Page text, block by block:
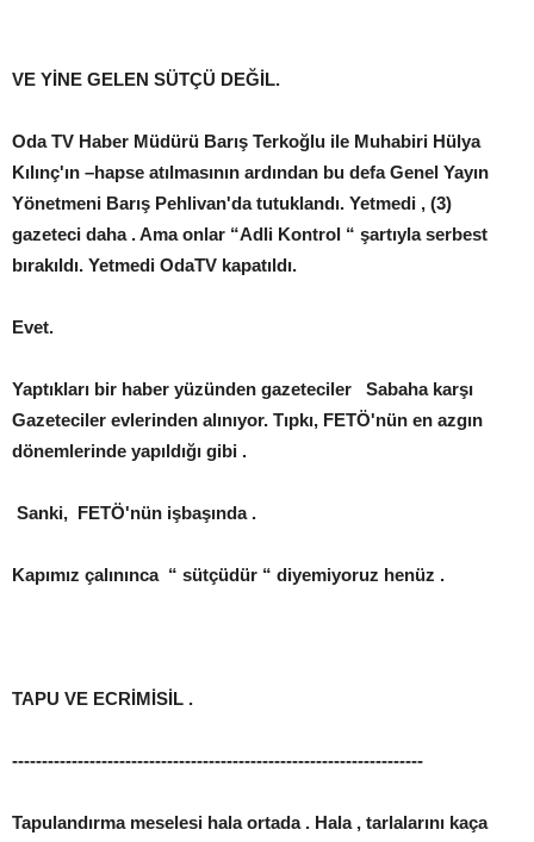
VE YİNE GELEN SÜTÇÜ DEĞİL.
Oda TV Haber Müdürü Barış Terkoğlu ile Muhabiri Hülya
Kılınç'ın –hapse atılmasının ardından bu defa Genel Yayın
Yönetmeni Barış Pehlivan'da tutuklandı. Yetmedi , (3)
gazeteci daha . Ama onlar “Adli Kontrol “ şartıyla serbest
bırakıldı. Yetmedi OdaTV kapatıldı.
Evet.
Yaptıkları bir haber yüzünden gazeteciler Sabaha karşı
Gazeteciler evlerinden alınıyor. Tıpkı, FETÖ'nün en azgın
dönemlerinde yapıldığı gibi .
Sanki, FETÖ'nün işbaşında .
Kapımız çalınınca “ sütçüdür “ diyemiyoruz henüz .
TAPU VE ECRİMİSİL .
---------------------------------------------------------------------
Tapulandırma meselesi hala ortada . Hala , tarlalarını kaça